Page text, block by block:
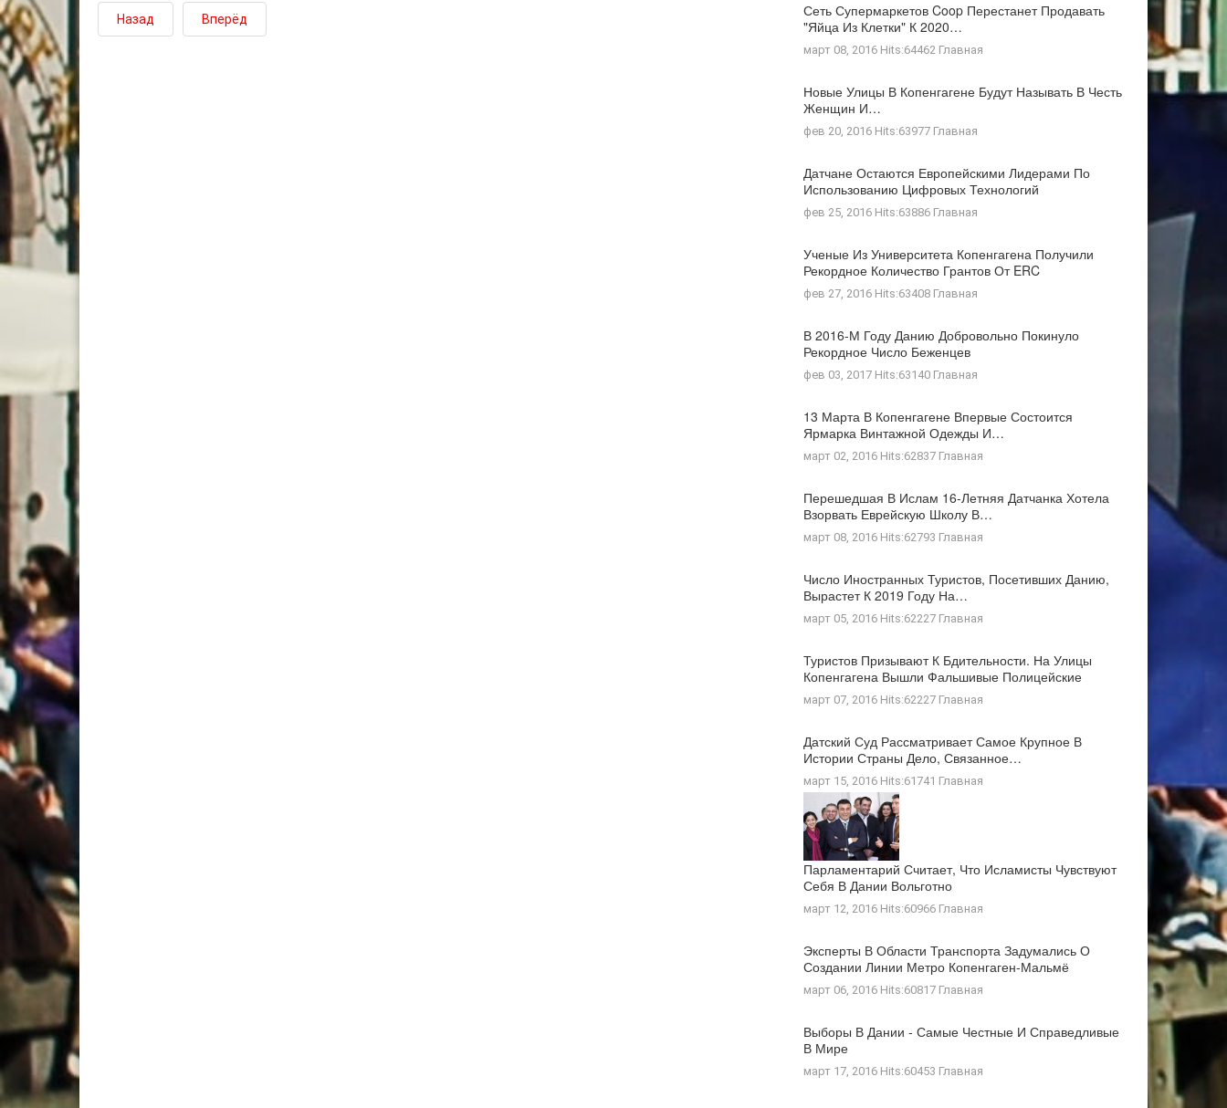
Назад Вперёд
Сеть Супермаркетов Coop Перестанет Продавать
"яйца Из Клетки" К 2020…
март 08, 2016 Hits:64462 Главная
Новые Улицы В Копенгагене Будут Называть В Честь
Женщин И…
фев 20, 2016 Hits:63977 Главная
Датчане Остаются Европейскими Лидерами По
Использованию Цифровых Технологий
фев 25, 2016 Hits:63886 Главная
Ученые Из Университета Копенгагена Получили
Рекордное Количество Грантов От ERC
фев 27, 2016 Hits:63408 Главная
В 2016-М Году Данию Добровольно Покинуло
Рекордное Число Беженцев
фев 03, 2017 Hits:63140 Главная
13 Марта В Копенгагене Впервые Состоится
Ярмарка Винтажной Одежды И…
март 02, 2016 Hits:62837 Главная
Перешедшая В Ислам 16-Летняя Датчанка Хотела
Взорвать Еврейскую Школу В…
март 08, 2016 Hits:62793 Главная
Число Иностранных Туристов, Посетивших Данию,
Вырастет К 2019 Году На…
март 05, 2016 Hits:62227 Главная
Туристов Призывают К Бдительности. На Улицы
Копенгагена Вышли Фальшивые Полицейские
март 07, 2016 Hits:62227 Главная
Датский Суд Рассматривает Самое Крупное В
Истории Страны Дело, Связанное…
март 15, 2016 Hits:61741 Главная
Парламентарий Считает, Что Исламисты Чувствуют
Себя В Дании Вольготно
март 12, 2016 Hits:60966 Главная
Эксперты В Области Транспорта Задумались О
Создании Линии Метро Копенгаген-Мальмё
март 06, 2016 Hits:60817 Главная
Выборы В Дании - Самые Честные И Справедливые
В Мире
март 17, 2016 Hits:60453 Главная